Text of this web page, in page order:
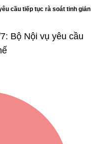
cầu tiếp tục rà soát tinh giản
Bộ Nội vụ yêu cầu